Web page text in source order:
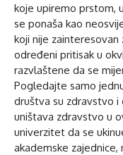
koje upiremo prstom,
se ponaša kao
koji nije
određeni pritisak u
razvlaštene da se
Pogledajte samo
društva su zdravstvo i
uništava zdravstvo u
univerzitet da se
akademske